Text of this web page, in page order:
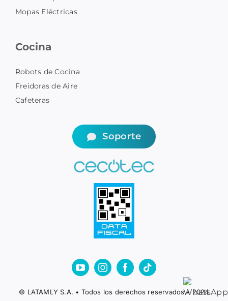
Mopas Eléctricas
Cocina
Robots de Cocina
Freidoras de Aire
Cafeteras
Soporte
© LATAMLY S.A. • Todos los derechos reservados • 2024